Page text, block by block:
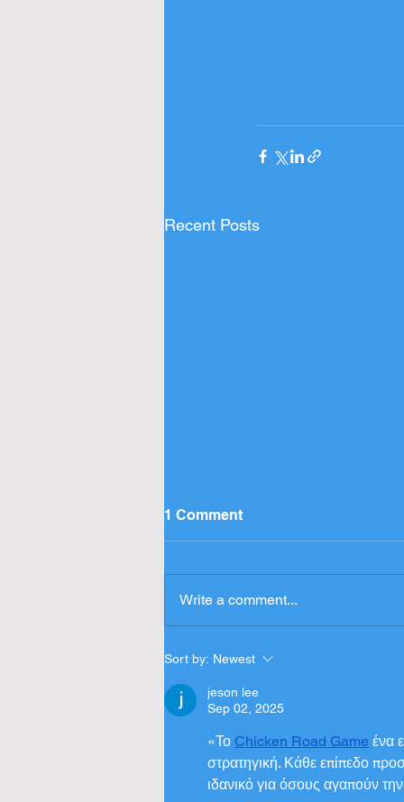
Recent Posts
Press Release - Entries
1 Comment
Write a comment...
Sort by: Newest
jeson lee
Sep 02, 2025
«Το Chicken Road Game ένα
στρατηγική. Κάθε επίπεδο
ιδανικό για όσους αγαπούν